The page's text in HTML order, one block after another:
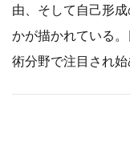
由、そして自己形
かが描かれている
術分野で注目され